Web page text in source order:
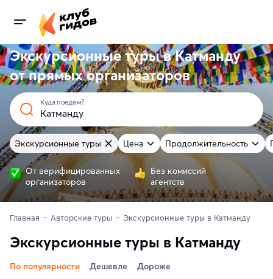
Экскурсионные туры в Катманду
отпрямыхорганизаторов
Куда поедем?
Экскурсионные туры Цена Продолжительность
От верифицированных
организаторов
Без комиссий
агентств
Главная Авторские туры Экскурсионные туры в Катманду
Экскурсионные туры в Катманду
По популярности Дешевле Дороже